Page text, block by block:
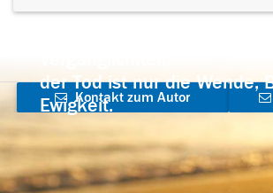
der Tod ist nur die Wende,
Ewigkeit.
Kontakt zum Autor
aufnehmen